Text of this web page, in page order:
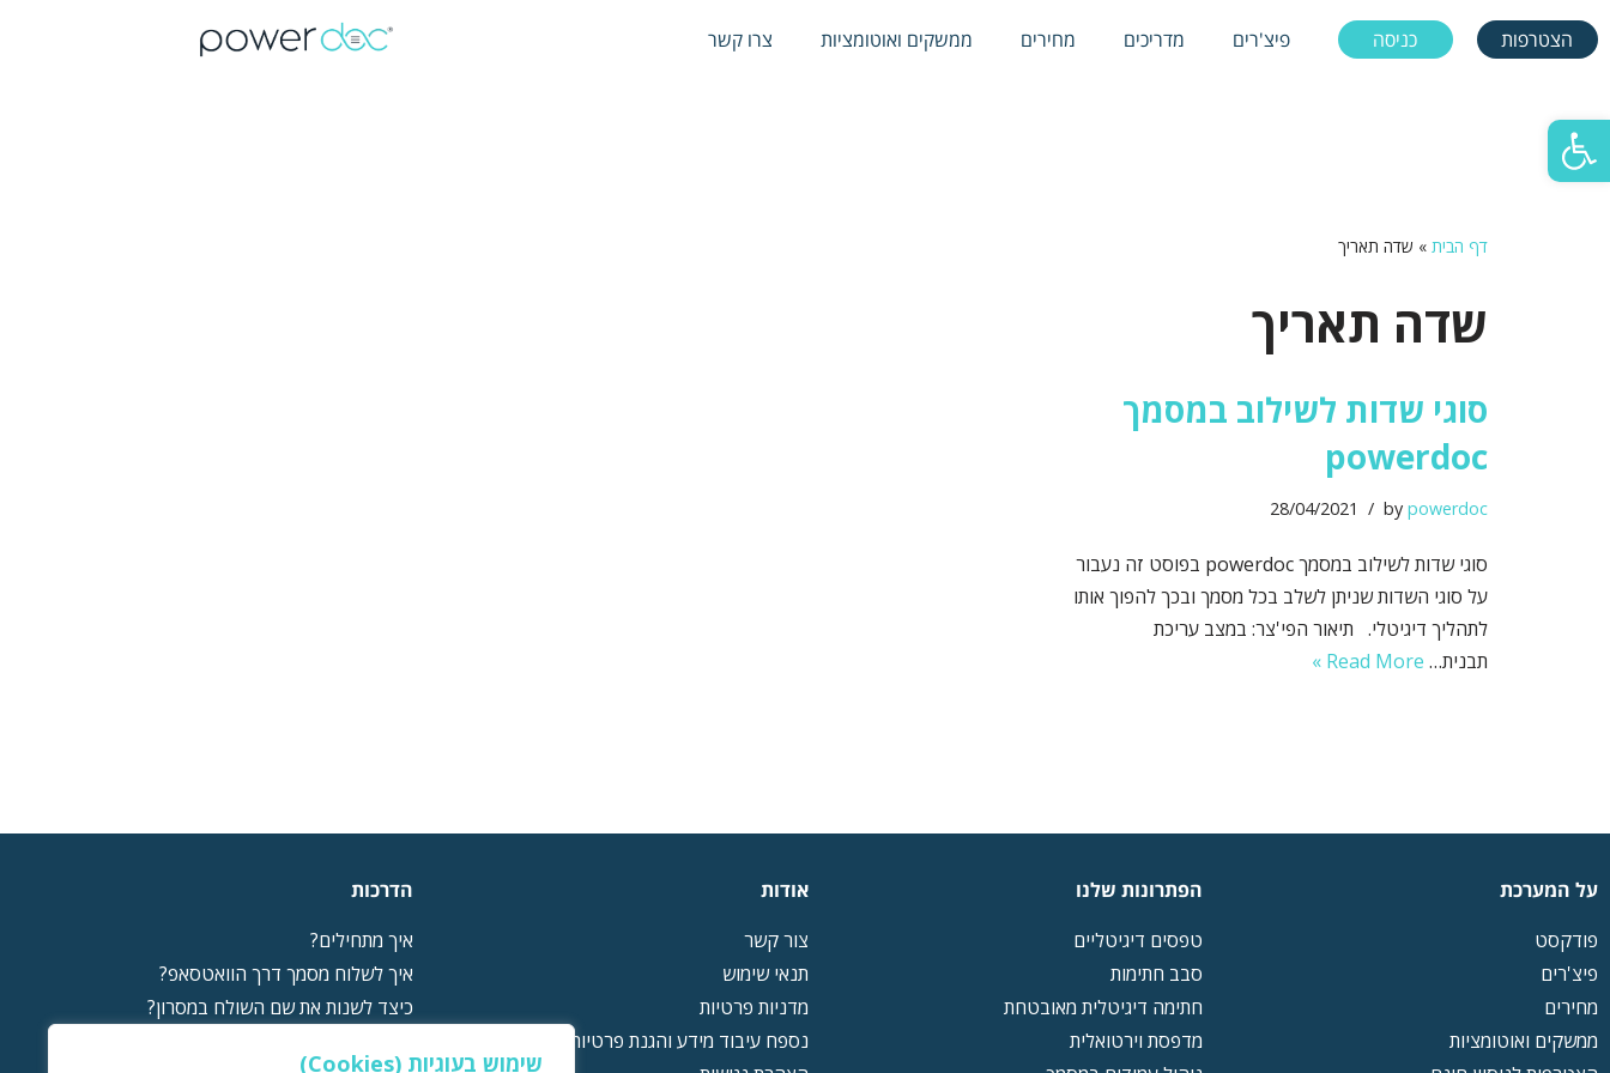
פתח סרגל נגישות
שימוש בעוגיות (Cookies)
Skip
content
הצטרפות כניסה פיצ'רים מדריכים מחירים ממשקים ואוטומציות צרו קשר הצטרפות כניסה פיצ'רים מדריכים מחירים ממשקים ואוטומציות צרו קשר
דף הבית » שדה תאריך
שדה תאריך
סוגי שדות לשילוב במסמך
powerdoc
by powerdoc
28/04/2021
סוגי שדות לשילוב במסמך powerdoc בפוסט זה נעבור
על סוגי השדות שניתן לשלב בכל מסמך ובכך להפוך אותו
לתהליך דיגיטלי. תיאור הפי'צר: במצב עריכת
תבנית… Read More »
על המערכת
פודקסט
פיצ'רים
מחירים
ממשקים ואוטומציות
הפתרונות שלנו
טפסים דיגיטליים
סבב חתימות
חתימה דיגיטלית מאובטחת
מדפסת וירטואלית
אודות
צור קשר
תנאי שימוש
מדניות פרטיות
נספח עיבוד מידע והגנת פרטיות (DPA)
הדרכות
איך מתחילים?
איך לשלוח מסמך דרך הוואטסאפ?
כיצד לשנות את שם השולח במסרון?